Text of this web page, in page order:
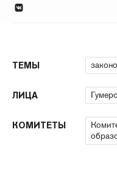
ТЕМЫ
ЛИЦА
КОМИТЕТЫ